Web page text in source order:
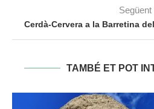
Següent
Cerdà-Cervera a la Barretina
TAMBÉ ET POT